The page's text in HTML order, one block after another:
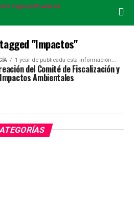
"Impactos"
1 year de publicada esta información...
del Comité de Fiscalización y
Ambientales